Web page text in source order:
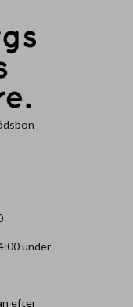
under
efter